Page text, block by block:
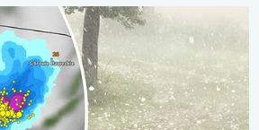
in Polonia. Cronaca estera. . .